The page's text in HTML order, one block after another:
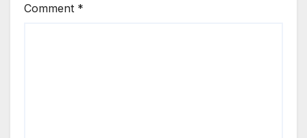
Comment *